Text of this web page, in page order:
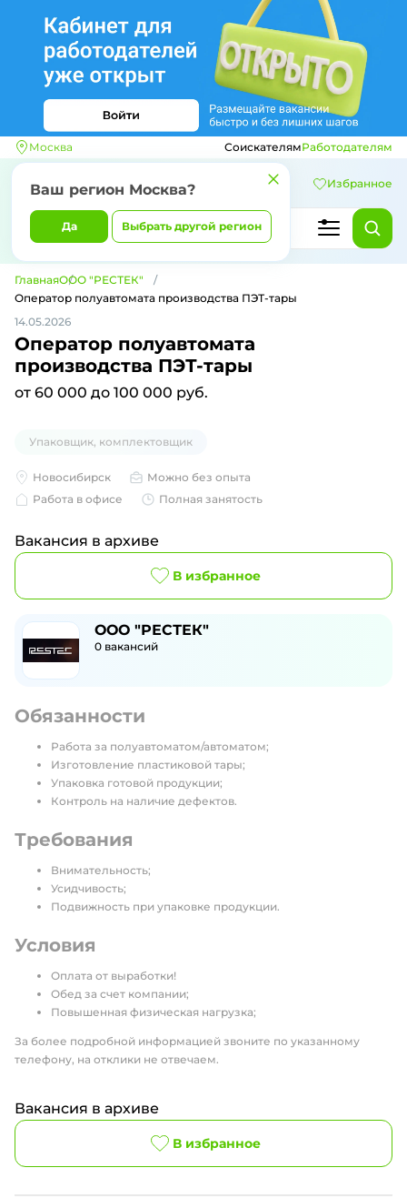
Москва
Ваш регион Москва?
Да Выбрать другой регион
СоискателямРаботодателям
Избранное
ГлавнаяООО "РЕСТЕК"
Оператор полуавтомата производства ПЭТ-тары
14.05.2026
Оператор полуавтомата
производства ПЭТ-тары
от 60 000 до 100 000 руб.
Упаковщик, комплектовщик
Новосибирск
Можно без опыта
Работа в офисе
Полная занятость
Вакансия в архиве
В избранное
ООО "РЕСТЕК"
0 вакансий
Обязанности
Работа за полуавтоматом/автоматом;
Изготовление пластиковой тары;
Упаковка готовой продукции;
Контроль на наличие дефектов.
Требования
Внимательность;
Усидчивость;
Подвижность при упаковке продукции.
Условия
Оплата от выработки!
Обед за счет компании;
Повышенная физическая нагрузка;
За более подробной информацией звоните по указанному
телефону, на отклики не отвечаем.
Вакансия в архиве
В избранное